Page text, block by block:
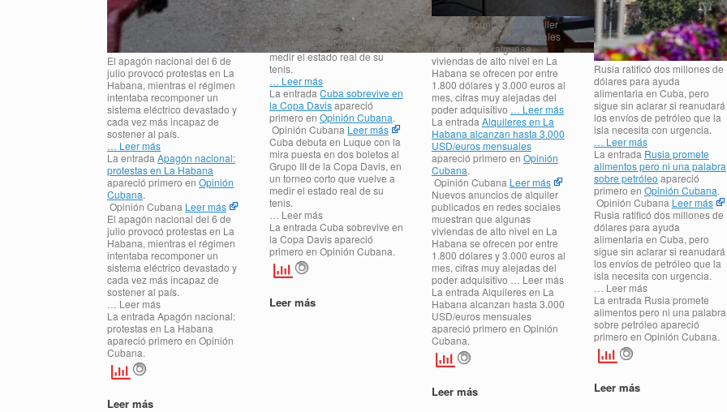
El apagón nacional del 6 de
julio provocó protestas en La
Habana, mientras el régimen
intentaba recomponer un
sistema eléctrico devastado y
cada vez más incapaz de
sostener al país.
… Leer más
La entrada Apagón nacional:
protestas en La Habana
apareció primero en Opinión
Cubana.
Opinión Cubana Leer más
El apagón nacional del 6 de
julio provocó protestas en La
Habana, mientras el régimen
intentaba recomponer un
sistema eléctrico devastado y
cada vez más incapaz de
sostener al país.
… Leer más
La entrada Apagón nacional:
protestas en La Habana
apareció primero en Opinión
Cubana.
Leer más
Cuba debuta en Luque con la
mira puesta en dos boletos al
Grupo III de la Copa Davis, en
un torneo corto que vuelve a
medir el estado real de su
tenis.
… Leer más
La entrada Cuba sobrevive en
la Copa Davisapareció
primero en Opinión Cubana.
Opinión Cubana Leer más
Cuba debuta en Luque con la
mira puesta en dos boletos al
Grupo III de la Copa Davis, en
un torneo corto que vuelve a
medir el estado real de su
tenis.
… Leer más
La entrada Cuba sobrevive en
la Copa Davis apareció
primero en Opinión Cubana.
Leer más
Nuevos anuncios de alquiler
publicados en redes sociales
muestran que algunas
viviendas de alto nivel en La
Habana se ofrecen por entre
1.800 dólares y 3.000 euros al
mes, cifras muy alejadas del
poder adquisitivo … Leer más
La entrada Alquileres en La
Habana alcanzan hasta 3.000
USD/euros mensuales
apareció primero en Opinión
Cubana.
Opinión Cubana Leer más
Nuevos anuncios de alquiler
publicados en redes sociales
muestran que algunas
viviendas de alto nivel en La
Habana se ofrecen por entre
1.800 dólares y 3.000 euros al
mes, cifras muy alejadas del
poder adquisitivo … Leer más
La entrada Alquileres en La
Habana alcanzan hasta 3.000
USD/euros mensuales
apareció primero en Opinión
Cubana.
Leer más
Rusia ratificó dos millones de
dólares para ayuda
alimentaria en Cuba, pero
sigue sin aclarar si reanudará
los envíos de petróleo que la
isla necesita con urgencia.
… Leer más
La entrada Rusia promete
alimentos pero ni una palabra
sobre petróleo apareció
primero en Opinión Cubana.
Opinión Cubana Leer más
Rusia ratificó dos millones de
dólares para ayuda
alimentaria en Cuba, pero
sigue sin aclarar si reanudará
los envíos de petróleo que la
isla necesita con urgencia.
… Leer más
La entrada Rusia promete
alimentos pero ni una palabra
sobre petróleo apareció
primero en Opinión Cubana.
Leer más